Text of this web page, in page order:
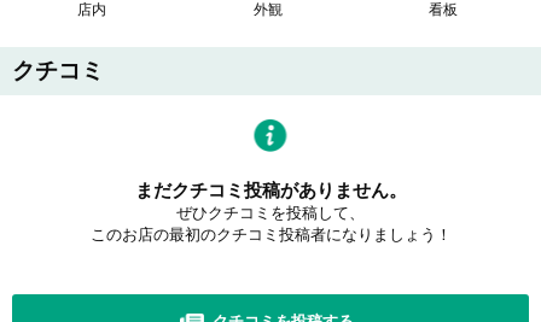
店内 外観 看板
クチコミ
まだクチコミ投稿がありません。
ぜひクチコミを投稿して、
このお店の最初のクチコミ投稿者になりましょう！